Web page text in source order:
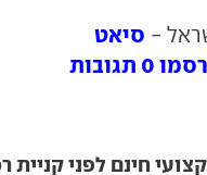
- סיאט
חינם לפני קניית